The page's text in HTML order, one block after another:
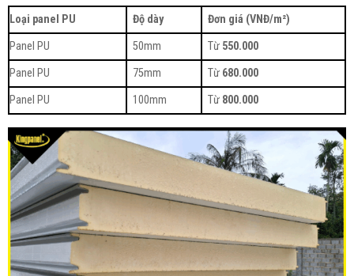
Loại panel PU Độ dày
Đơn giá (VNĐ/m²)
Panel PU
50mm Từ 550.000
Panel PU
75mm Từ 680.000
Panel PU
100mm Từ 800.000